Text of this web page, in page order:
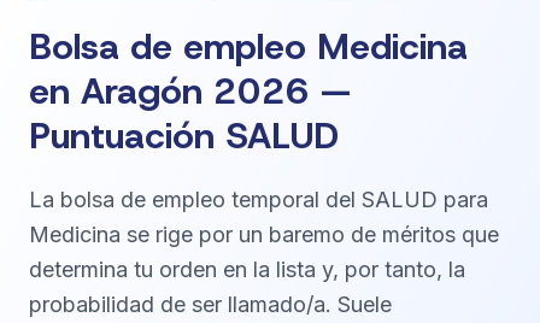
Bolsa de empleo Medicina
en Aragón 2026 —
Puntuación SALUD
La bolsa de empleo temporal del SALUD para
Medicina se rige por un baremo de méritos que
determina tu orden en la lista y, por tanto, la
probabilidad de ser llamado/a. Suele